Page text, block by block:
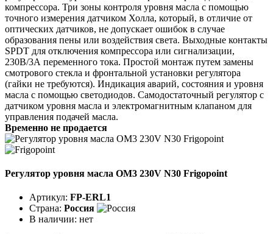
компрессора. Три зоны контроля уровня масла с помощью
точного измерения датчиком Холла, который, в отличие от
оптических датчиков, не допускает ошибок в случае
образования пены или воздействия света. Выходные контакты
SPDT для отключения компрессора или сигнализации,
230В/3А переменного тока. Простой монтаж путем замены
смотрового стекла и фронтальной установки регулятора
(гайки не требуются). Индикация аварий, состояния и уровня
масла с помощью светодиодов. Самодостаточный регулятор с
датчиком уровня масла и электромагнитным клапаном для
управления подачей масла.
Временно не продается
Регулятор уровня масла OM3 230V N30 Frigopoint
Артикул: FP-ERL1
Страна: Россия
В наличии: нет